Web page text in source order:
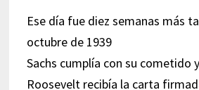
Ese día fue diez semanas más
octubre de 1939
Sachs cumplía con su cometido
Roosevelt recibía la carta